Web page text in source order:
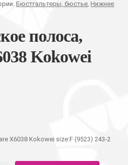
Бюстгальтеры, бюстье, Нижнее
полоса,
Kokowei
X6038 Kokowei size:F (9523) 243-2